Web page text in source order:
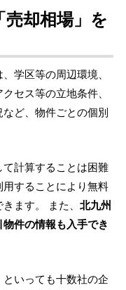
却相場」を
学区等の周辺環境、
セス等の立地条件、
ど、物件ごとの個別
計算することは困難
用することにより無料
ます。 また、 北九州
件の情報も入手でき
といっても十数社の企